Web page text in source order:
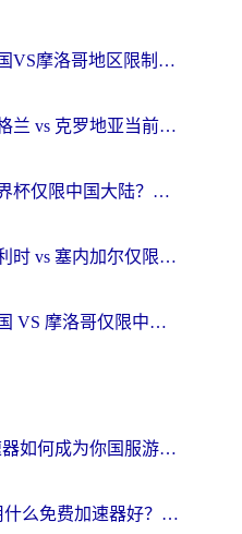
在国外看世界杯法国VS摩洛哥地区限制？这篇指南让你流畅看中文解说无压力
在国外看世界杯英格兰 vs 克罗地亚当前地区不可播放？这篇指南帮你搞定所有海外观赛难题
在海外看央视频世界杯仅限中国大陆？这篇指南帮你解锁中文解说+无卡顿直播
在海外看世界杯比利时 vs 塞内加尔仅限中国大陆？我找到了最流畅的中文解说之路
在国外看世界杯法国 VS 摩洛哥仅限中国大陆？海外党这样看中文解说赛事不卡顿
在澳洲，BanG加速器如何成为你国服游戏的“时光机”？
玩崩坏学园2海外用什么免费加速器好？2026海外党亲测国服游戏加速指南